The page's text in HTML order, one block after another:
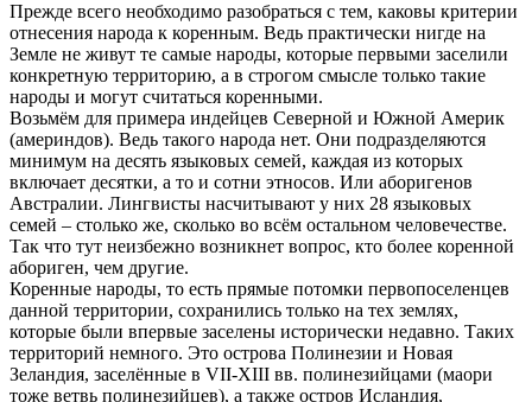
Прежде всего необходимо разобраться с тем, каковы критерии
отнесения народа к коренным. Ведь практически нигде на
Земле не живут те самые народы, которые первыми заселили
конкретную территорию, а в строгом смысле только такие
народы и могут считаться коренными.
Возьмём для примера индейцев Северной и Южной Америк
(америндов). Ведь такого народа нет. Они подразделяются
минимум на десять языковых семей, каждая из которых
включает десятки, а то и сотни этносов. Или аборигенов
Австралии. Лингвисты насчитывают у них 28 языковых
семей – столько же, сколько во всём остальном человечестве.
Так что тут неизбежно возникнет вопрос, кто более коренной
абориген, чем другие.
Коренные народы, то есть прямые потомки первопоселенцев
данной территории, сохранились только на тех землях,
которые были впервые заселены исторически недавно. Таких
территорий немного. Это острова Полинезии и Новая
Зеландия, заселённые в VII-XIII вв. полинезийцами (маори
тоже ветвь полинезийцев), а также остров Исландия,